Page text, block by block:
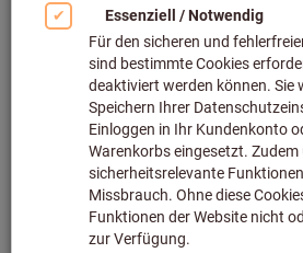
Fräsverfahren für Ihre
ist und worin die
Jetzt Webinar ansehen
Filtern & Sortieren
3000Produkte gefunden